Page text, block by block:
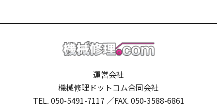
運営会社
機械修理ドットコム合同会社
TEL. 050-5491-7117 ／FAX. 050-3588-6861